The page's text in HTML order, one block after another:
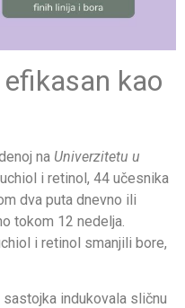
kao
na Univerzitetu u
i retinol, 44 učesnika
dva puta dnevno ili
tokom 12 nedelja.
i retinol smanjili bore,
indukovala sličnu